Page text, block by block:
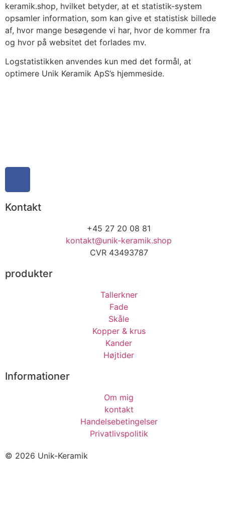
keramik.shop, hvilket betyder, at et statistik-system
opsamler information, som kan give et statistisk billede
af, hvor mange besøgende vi har, hvor de kommer fra
og hvor på websitet det forlades mv.
Logstatistikken anvendes kun med det formål, at
optimere Unik Keramik ApS’s hjemmeside.
Kontakt
+45 27 20 08 81
kontakt@unik-keramik.shop
CVR 43493787
produkter
Tallerkner
Fade
Skåle
Kopper & krus
Kander
Højtider
Informationer
Om mig
kontakt
Handelsebetingelser
Privatlivspolitik
© 2026 Unik-Keramik